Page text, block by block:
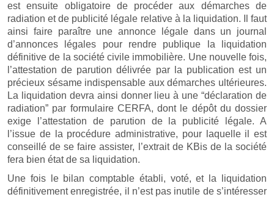
est ensuite obligatoire de procéder aux démarches de
radiation et de publicité légale relative à la liquidation. Il faut
ainsi faire paraître une annonce légale dans un journal
d’annonces légales pour rendre publique la liquidation
définitive de la société civile immobilière. Une nouvelle fois,
l’attestation de parution délivrée par la publication est un
précieux sésame indispensable aux démarches ultérieures.
La liquidation devra ainsi donner lieu à une “déclaration de
radiation” par formulaire CERFA, dont le dépôt du dossier
exige l’attestation de parution de la publicité légale. A
l’issue de la procédure administrative, pour laquelle il est
conseillé de se faire assister, l’extrait de KBis de la société
fera bien état de sa liquidation.
Une fois le bilan comptable établi, voté, et la liquidation
définitivement enregistrée, il n’est pas inutile de s’intéresser